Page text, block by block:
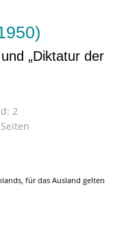
„Diktatur der
2
für das Ausland gelten